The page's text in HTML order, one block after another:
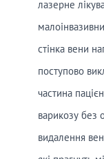
лазерне
стінка вени
поступово
частина
варикозу без
видалення